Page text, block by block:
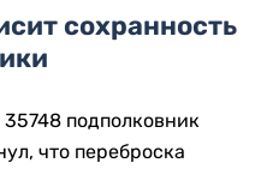
сохранность
подполковник
что переброска